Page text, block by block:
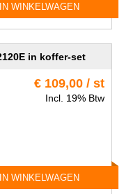
IN WINKELWAGEN
in koffer-set
€ 109,00 / st
Incl. 19% Btw
IN WINKELWAGEN